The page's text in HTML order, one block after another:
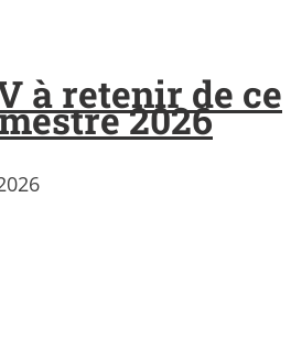
à retenir de ce
2026